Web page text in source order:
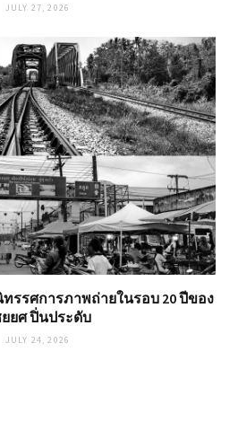
JULY 27, 2026
รรศการภาพถ่ายในรอบ 20 ปีของ
ยศ ปิ่นประดับ
JULY 24, 2026